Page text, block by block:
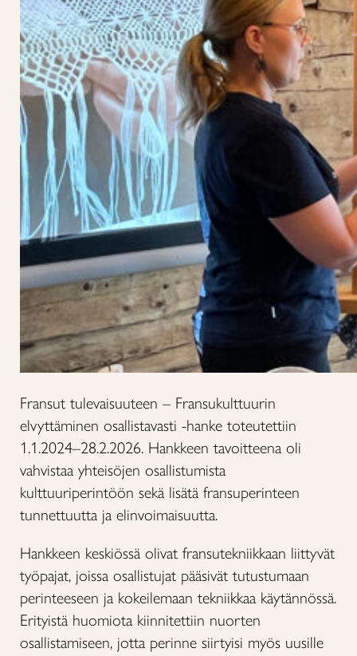
Fransut tulevaisuuteen – Fransukulttuurin
elvyttäminen osallistavasti -hanke toteutettiin
1.1.2024–28.2.2026. Hankkeen tavoitteena oli
vahvistaa yhteisöjen osallistumista
kulttuuriperintöön sekä lisätä fransuperinteen
tunnettuutta ja elinvoimaisuutta.
Hankkeen keskiössä olivat fransutekniikkaan liittyvät
työpajat, joissa osallistujat pääsivät tutustumaan
perinteeseen ja kokeilemaan tekniikkaa käytännössä.
Erityistä huomiota kiinnitettiin nuorten
osallistamiseen, jotta perinne siirtyisi myös uusille